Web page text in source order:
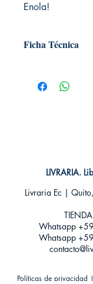
Enola!
Ficha Técnica
Editorial: RBA
Idioma: Castellano
LIVRARIA.
Livraria Ec |
Whatsapp
Whatsapp
Políticas de privacidad